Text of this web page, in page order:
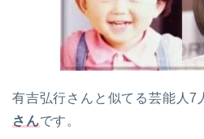
有吉弘行さんと似てる芸能人7
さんです。